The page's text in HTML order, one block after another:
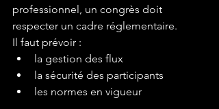
professionnel, un congrès doit
respecter un cadre réglementaire.
Il faut prévoir :
la gestion des flux
la sécurité des participants
les normes en vigueur